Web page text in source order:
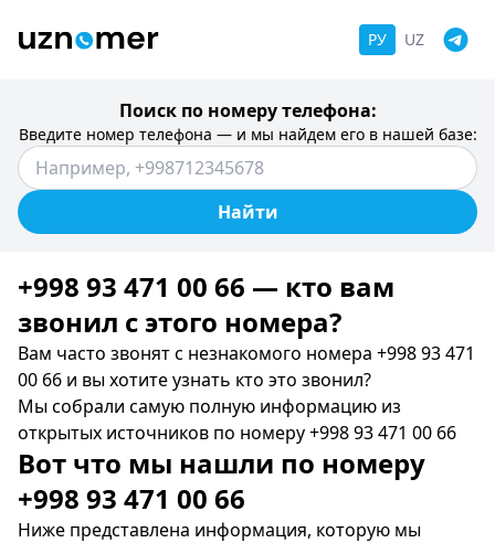
РУ UZ
Поиск по номеру телефона:
Введите номер телефона — и мы найдем его в нашей базе:
Найти
+998 93 471 00 66 — кто вам
звонил c этого номера?
Вам часто звонят с незнакомого номера +998 93 471
00 66 и вы хотите узнать кто это звонил?
Мы собрали самую полную информацию из
открытых источников по номеру +998 93 471 00 66
Вот что мы нашли по номеру
+998 93 471 00 66
Ниже представлена информация, которую мы